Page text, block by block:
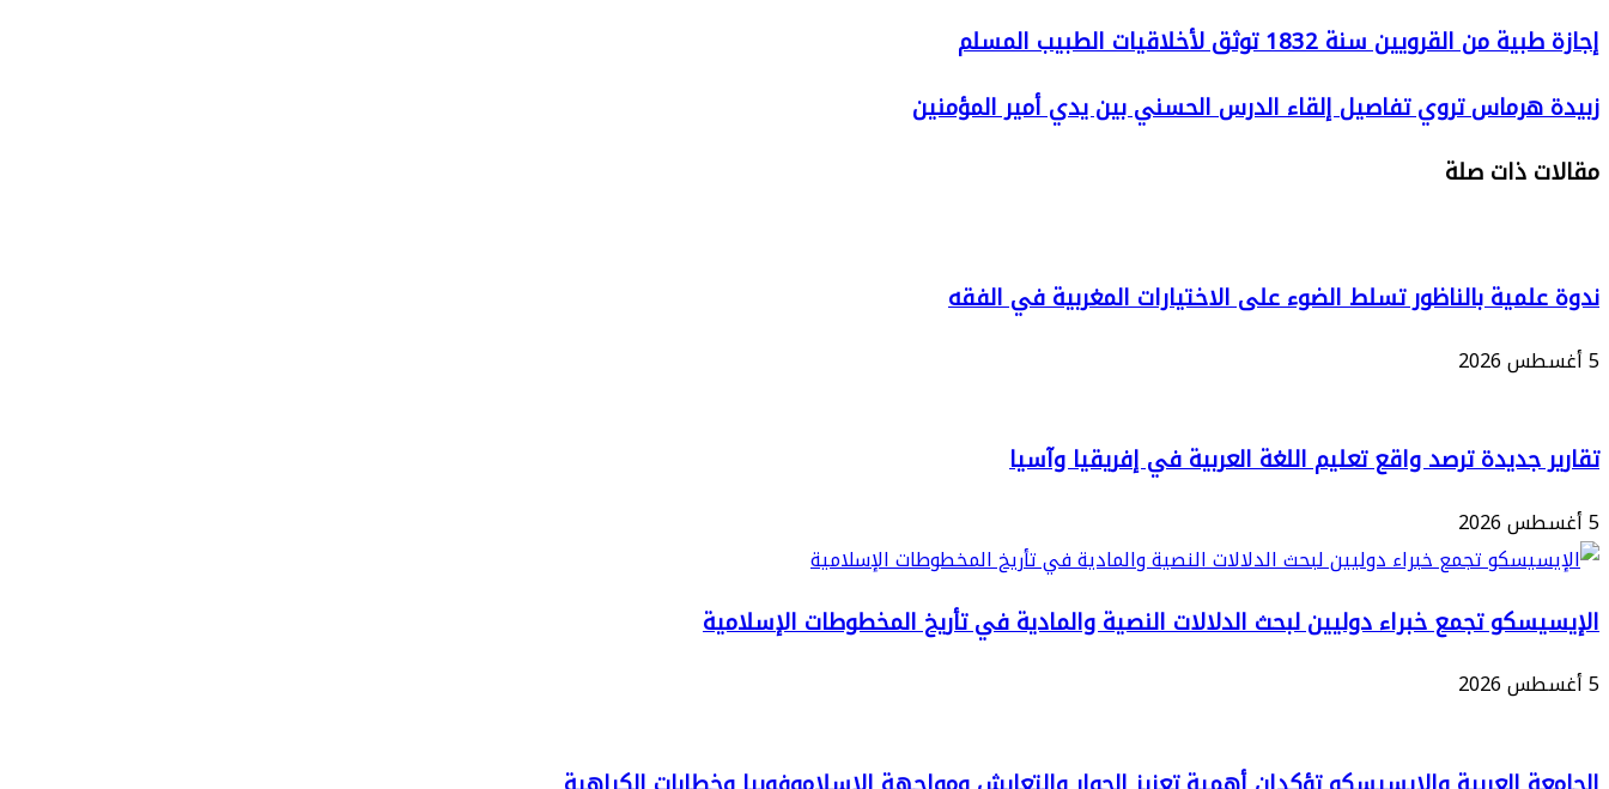
إجازة
من
سنة
لأخلاقيات
المسلم
إجازة طبية من القرويين سنة 1832 توثق لأخلاقيات الطبيب المسلم
زبيدة
تروي
الدرس
بين
المؤمنين
زبيدة هرماس تروي تفاصيل إلقاء الدرس الحسني بين يدي أمير المؤمنين
مقالات ذات صلة
ندوة علمية بالناظور تسلط الضوء على الاختيارات المغربية في الفقه
5 أغسطس 2026
تقارير جديدة ترصد واقع تعليم اللغة العربية في إفريقيا وآسيا
5 أغسطس 2026
الإيسيسكو تجمع خبراء دوليين لبحث الدلالات النصية والمادية في تأريخ المخطوطات الإسلامية
5 أغسطس 2026